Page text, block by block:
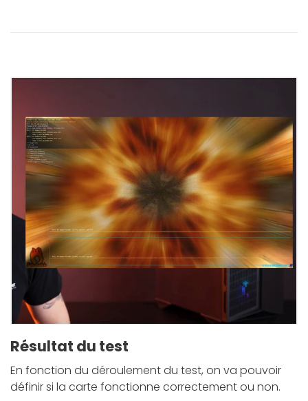
Résultat du test
En fonction du déroulement du test, on va pouvoir
définir si la carte fonctionne correctement ou non.